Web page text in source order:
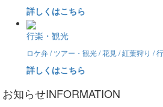
詳しくはこちら
行楽・観光
ロケ弁 / ツアー・観光 / 花見 / 紅葉狩り /
詳しくはこちら
お知らせINFORMATION